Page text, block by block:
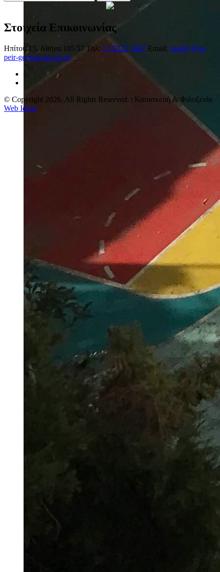
Στοιχεία Επικοινωνίας
Ηπίτου 15, Αθήνα 105 57 Τηλ: 21 0322 1687 Email: mail@1lyk-
peir-gennad.att.sch.gr
© Copyright 2026. All Rights Reserved. | Κατασκευή & Φιλοξενία
Web Ideas